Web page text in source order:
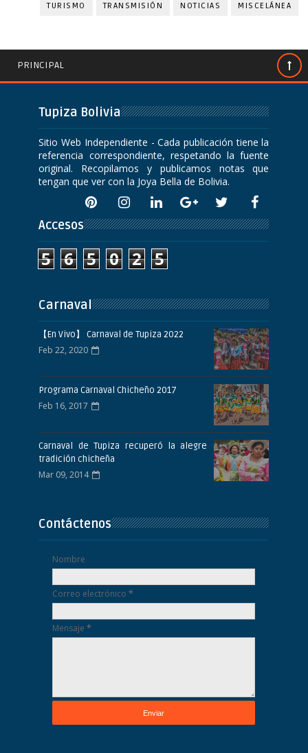
MISCELÁNEA
NOTICIAS
TRANSMISIÓN
TURISMO
PRINCIPAL
Tupiza Bolivia
Sitio Web Independiente - Cada publicación tiene la
referencia correspondiente, respetando la fuente
original. Recopilamos y publicamos notas que
tengan que ver con la Joya Bella de Bolivia.
Accesos
5 6 5 0 2 5
Carnaval
【En Vivo】 Carnaval de Tupiza 2022
Feb 22, 2020
Programa Carnaval Chicheño 2017
Feb 16, 2017
Carnaval de Tupiza recuperó la alegre
tradición chicheña
Mar 09, 2014
Contáctenos
Nombre
Correo electrónico*
Mensaje*